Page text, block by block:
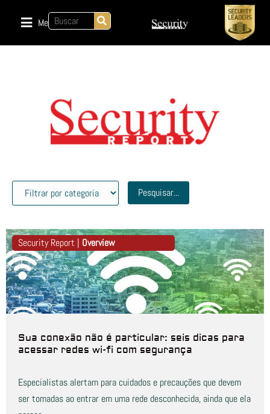
Menu
Pesquisar...
Security Report | Overview
Sua conexão não é particular: seis dicas para
acessar redes wi-fi com segurança
Especialistas alertam para cuidados e precauções que devem
ser tomadas ao entrar em uma rede desconhecida, ainda que ela